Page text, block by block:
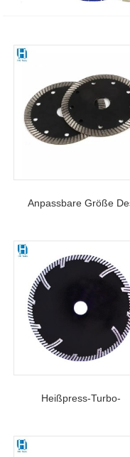
Anpassbare Größe
Zum Schneiden Von
Keramikmarmor
Heißpress-Turbo-
Typ T Zum